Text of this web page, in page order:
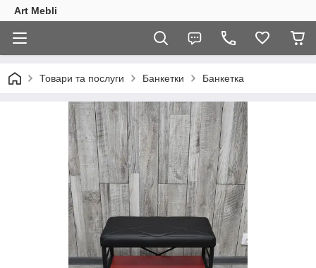
Art Mebli
Товари та послуги Банкетки Банкетка